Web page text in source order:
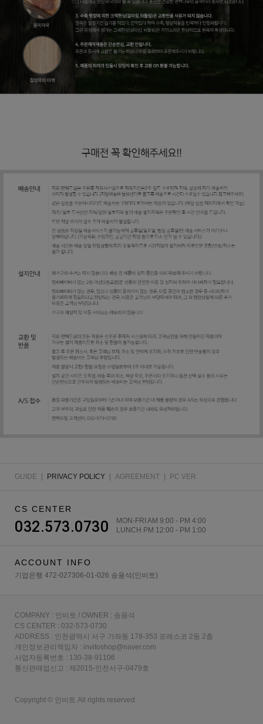
GUIDE PRIVACY POLICY AGREEMENT PC VER
CS CENTER
032.573.0730
MON-FRI AM 9:00 - PM 4:00
LUNCH PM 12:00 - PM 1:00
ACCOUNT INFO
기업은행 472-027306-01-026 송용석(인비토)
COMPANY : 인비토 / OWNER : 송용석
CS CENTER : 032-573-0730
ADDRESS : 인천광역시 서구 가좌동 178-353 포레스코 2동 2층
개인정보관리책임자 : invitoshop@naver.com
사업자등록번호 : 130-38-91106
통신판매업신고 : 제2015-인천서구-0479호
Copyright © 인비토 All rights reserved.